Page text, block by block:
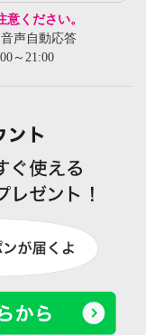
ください。
声自動応答
～21:00